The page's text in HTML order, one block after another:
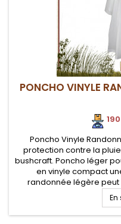
PONCHO VINYLE
Poncho Vinyle
protection contre la
bushcraft. Poncho léger
en vinyle compact
randonnée légère
protection ou de En